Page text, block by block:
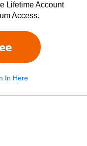
Lifetime Account
Access.
In Here